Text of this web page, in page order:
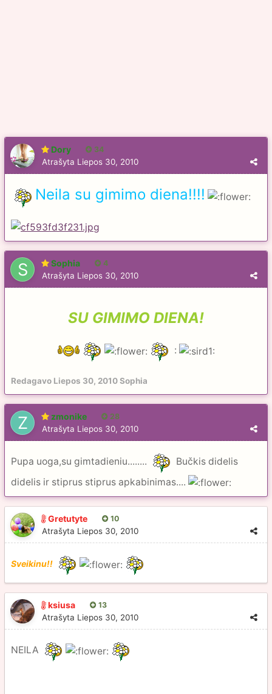
Dory 34
Atrašyta Liepos 30, 2010
Neila su gimimo diena!!!!
Sophia 4
Atrašyta Liepos 30, 2010
SU GIMIMO DIENA!
:
Redagavo Liepos 30, 2010Sophia
zmonike 28
Atrašyta Liepos 30, 2010
Pupa uoga,su gimtadieniu........
Bučkis didelis
didelis ir stiprus stiprus apkabinimas....
Gretutyte 10
Atrašyta Liepos 30, 2010
Sveikinu!!
ksiusa 13
Atrašyta Liepos 30, 2010
NEILA